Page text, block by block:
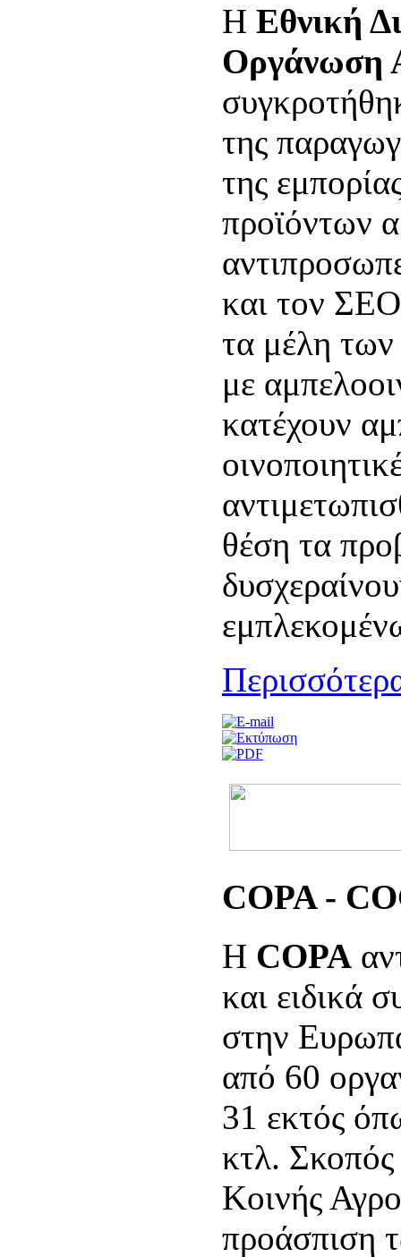
Η Εθνική
Οργάνωση
της
της
προϊόντων
και τον
τα μέλη
με
κατέχουν
θέση τα
COPA -
Η COPA
και ειδικά
στην
από 60
31 εκτός
κτλ. Σκοπός
Κοινής
προάσπιση